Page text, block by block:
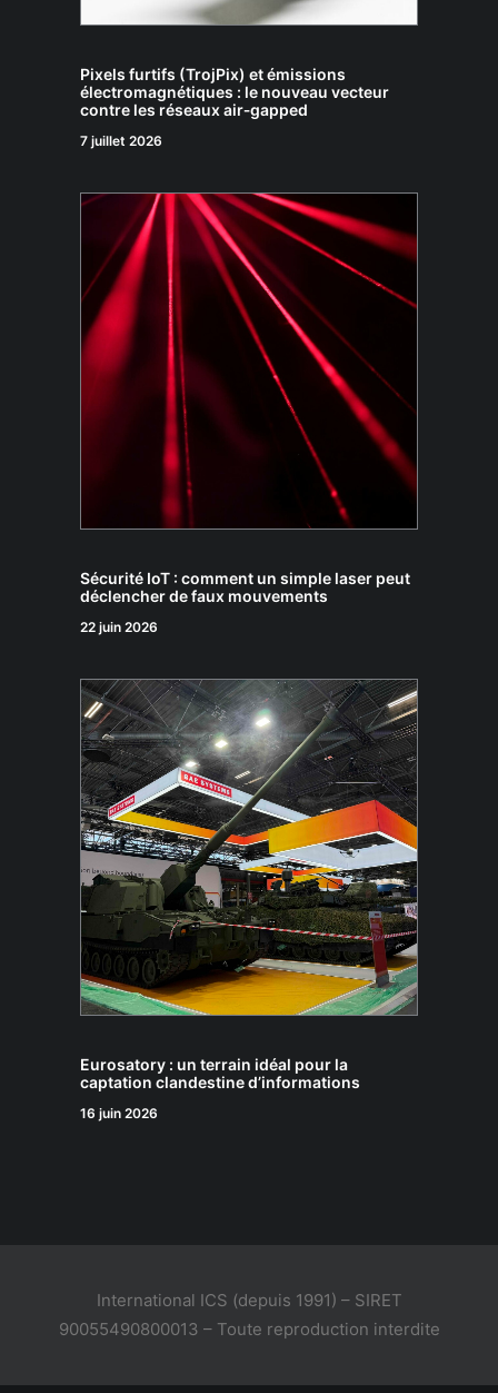
Pixels furtifs (TrojPix) et émissions
électromagnétiques : le nouveau vecteur
contre les réseaux air‑gapped
7 juillet 2026
Sécurité IoT : comment un simple laser peut
déclencher de faux mouvements
22 juin 2026
Eurosatory : un terrain idéal pour la
captation clandestine d’informations
16 juin 2026
International ICS (depuis 1991) – SIRET
90055490800013 – Toute reproduction interdite